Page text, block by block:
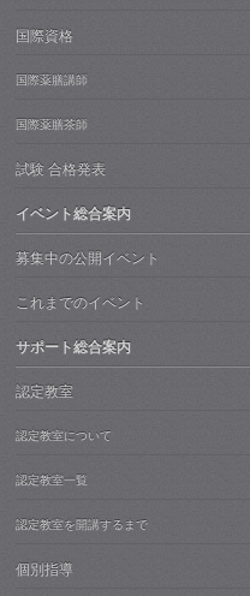
国際資格
国際薬膳講師
国際薬膳茶師
試験 合格発表
イベント総合案内
募集中の公開イベント
これまでのイベント
サポート総合案内
認定教室
認定教室について
認定教室一覧
認定教室を開講するまで
個別指導